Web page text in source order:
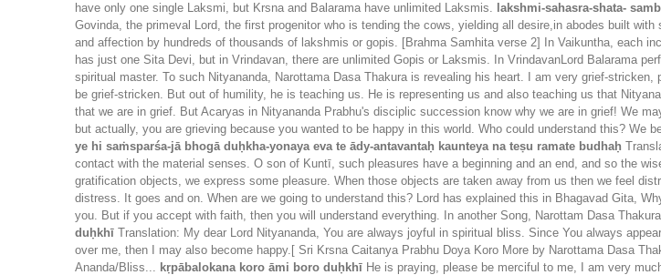
have only one single Laksmi, but Krsna and Balarama have unlimited Laksmis. lakshmi-sahasra-shata-
Govinda, the primeval Lord, the first progenitor who is tending the cows, yielding all desire,in abodes built
and affection by hundreds of thousands of lakshmis or gopis. [Brahma Samhita verse 2] In Vaikuntha, each
has just one Sita Devi, but in Vrindavan, there are unlimited Gopis or Laksmis. In VrindavanLord Balarama
spiritual master. To such Nityananda, Narottama Dasa Thakura is revealing his heart. I am very grief-
be grief-stricken. But out of humility, he is teaching us. He is representing us and also teaching us that
that we are in grief. But Acaryas in Nityananda Prabhu's disciplic succession know why we are in grief! We
but actually, you are grieving because you wanted to be happy in this world. Who could understand this?
ye hi saṁsparśa-jā bhogā duḥkha-yonaya eva te ādy-antavantaḥ kaunteya na teṣu ramate budhaḥ
contact with the material senses. O son of Kuntī, such pleasures have a beginning and an end, and so the
gratification objects, we express some pleasure. When those objects are taken away from us then we feel
distress. It goes and on. When are we going to understand this? Lord has explained this in Bhagavad Gita,
you. But if you accept with faith, then you will understand everything. In another Song, Narottam Dasa
duḥkhī Translation: My dear Lord Nityananda, You are always joyful in spiritual bliss. Since You always
over me, then I may also become happy.[ Sri Krsna Caitanya Prabhu Doya Koro More by Narottama Dasa
Ananda/Bliss... kṛpābalokana koro āmi boro duḥkhī He is praying, please be merciful to me, I am very